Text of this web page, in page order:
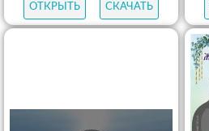
ОТКРЫТЬ СКАЧАТЬ